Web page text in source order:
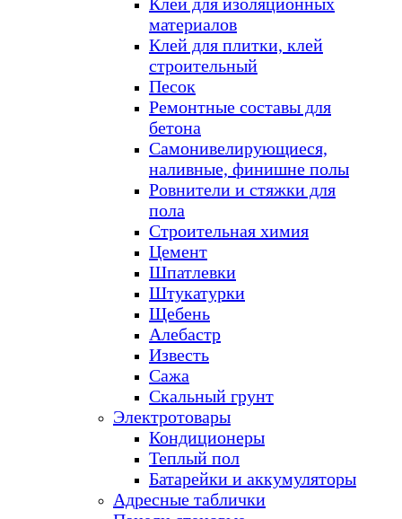
материалов
Клей для плитки, клей
строительный
Песок
Ремонтные составы для
бетона
Самонивелирующиеся,
наливные, финишне полы
Ровнители и стяжки для
пола
Строительная химия
Цемент
Шпатлевки
Штукатурки
Щебень
Алебастр
Известь
Сажа
Скальный грунт
Электротовары
Кондиционеры
Теплый пол
Батарейки и аккумуляторы
Адресные таблички